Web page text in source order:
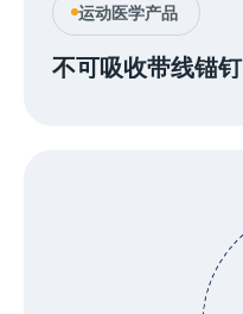
运动医学产品
不可吸收带线锚钉